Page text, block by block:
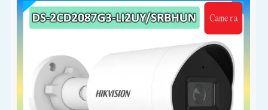
phương tiện, tích hợp micro kép